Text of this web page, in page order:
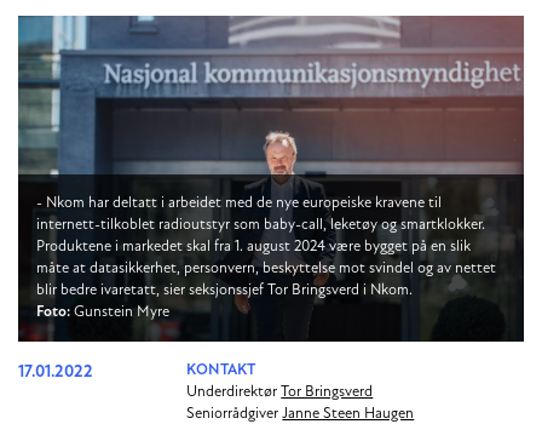
- Nkom har deltatt i arbeidet med de nye europeiske kravene til
internett-tilkoblet radioutstyr som baby-call, leketøy og smartklokker.
Produktene i markedet skal fra 1. august 2024 være bygget på en slik
måte at datasikkerhet, personvern, beskyttelse mot svindel og av nettet
blir bedre ivaretatt, sier seksjonssjef Tor Bringsverd i Nkom.
Foto: Gunstein Myre
17.01.2022
KONTAKT
Underdirektør
Tor Bringsverd
Seniorrådgiver Janne Steen Haugen